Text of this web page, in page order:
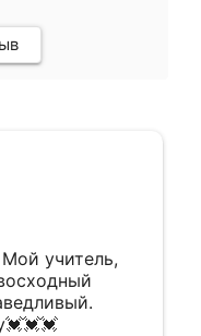
учитель,